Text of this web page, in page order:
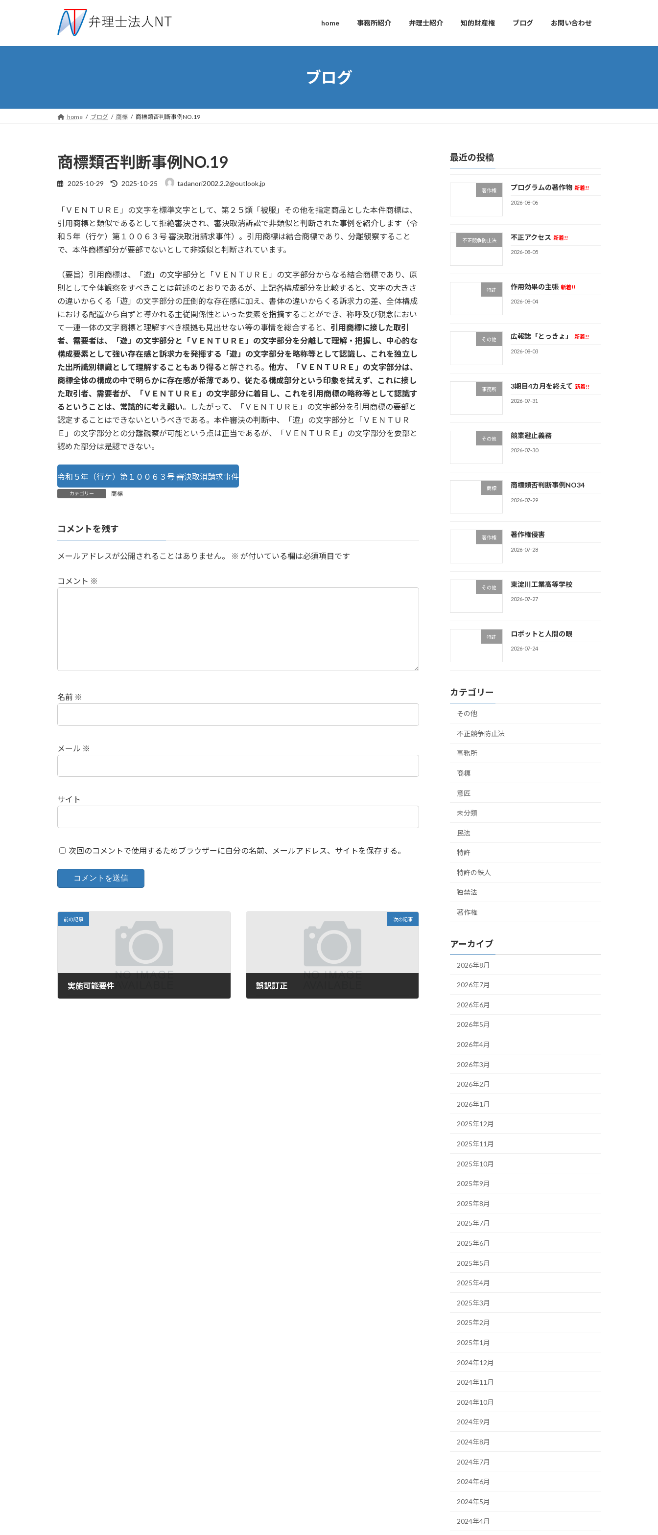
プ
動
home 事務所紹介 弁理士紹介 知的財産権 ブログ お問い合わせ
ブログ
home ブログ 商標 商標類否判断事例NO.19
商標類否判断事例NO.19
2025-10-29
最
新
日
:
2025-10-25 tadanori2002.2.2@outlook.jp
「ＶＥＮＴＵＲＥ」の文字を標準文字として、第２５類「被服」その他を指定商品とした本件商標は、
引用商標と類似であるとして拒絶審決され、審決取消訴訟で非類似と判断された事例を紹介します（令
和５年（行ケ）第１００６３号 審決取消請求事件）。引用商標は結合商標であり、分離観察すること
で、本件商標部分が要部でないとして非類似と判断されています。
（要旨）引用商標は、「遊」の文字部分と「ＶＥＮＴＵＲＥ」の文字部分からなる結合商標であり、原
則として全体観察をすべきことは前述のとおりであるが、上記各構成部分を比較すると、文字の大きさ
の違いからくる「遊」の文字部分の圧倒的な存在感に加え、書体の違いからくる訴求力の差、全体構成
における配置から自ずと導かれる主従関係性といった要素を指摘することができ、称呼及び観念におい
て一連一体の文字商標と理解すべき根拠も見出せない等の事情を総合すると、 引用商標に接した取引
者、需要者は、「遊」の文字部分と「ＶＥＮＴＵＲＥ」の文字部分を分離して理解・把握し、中心的な
構成要素として強い存在感と訴求力を発揮する「遊」の文字部分を略称等として認識し、これを独立し
た出所識別標識として理解することもあり得る と解される。 他方、「ＶＥＮＴＵＲＥ」の文字部分は、
商標全体の構成の中で明らかに存在感が希薄であり、従たる構成部分という印象を拭えず、これに接し
た取引者、需要者が、「ＶＥＮＴＵＲＥ」の文字部分に着目し、これを引用商標の略称等として認識す
るということは、常識的に考え難い。したがって、「ＶＥＮＴＵＲＥ」の文字部分を引用商標の要部と
認定することはできないというべきである。本件審決の判断中、「遊」の文字部分と「ＶＥＮＴＵＲ
Ｅ」の文字部分との分離観察が可能という点は正当であるが、「ＶＥＮＴＵＲＥ」の文字部分を要部と
認めた部分は是認できない。
令和５年（行ケ）第１００６３号 審決取消請求事件
カテゴリー 商標
コメントを残す
メールアドレスが公開されることはありません。 ※ が付いている欄は必須項目です
コメント ※
名前 ※
メール ※
サイト
次回のコメントで使用するためブラウザーに自分の名前、メールアドレス、サイトを保存する。
前の記事
実施可能要件
次の記事
誤訳訂正
最近の投稿
著作権 プログラムの著作物 新着!!
2026-08-06
不正競争防止法 不正アクセス 新着!!
2026-08-05
特許 作用効果の主張 新着!!
2026-08-04
その他 広報誌「とっきょ」 新着!!
2026-08-03
事務所 3期目4カ月を終えて 新着!!
2026-07-31
その他 競業避止義務
2026-07-30
商標 商標類否判断事例NO34
2026-07-29
著作権 著作権侵害
2026-07-28
その他 東淀川工業高等学校
2026-07-27
特許 ロボットと人間の眼
2026-07-24
カテゴリー
その他
不正競争防止法
事務所
商標
意匠
未分類
民法
特許
特許の鉄人
独禁法
著作権
アーカイブ
2026年8月
2026年7月
2026年6月
2026年5月
2026年4月
2026年3月
2026年2月
2026年1月
2025年12月
2025年11月
2025年10月
2025年9月
2025年8月
2025年7月
2025年6月
2025年5月
2025年4月
2025年3月
2025年2月
2025年1月
2024年12月
2024年11月
2024年10月
2024年9月
2024年8月
2024年7月
2024年6月
2024年5月
2024年4月